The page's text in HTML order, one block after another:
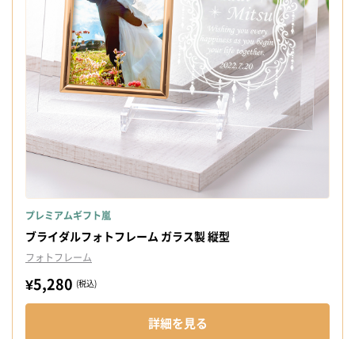
プレミアムギフト嵐
ブライダルフォトフレーム ガラス製 縦型
フォトフレーム
¥5,280 (税込)
詳細を見る